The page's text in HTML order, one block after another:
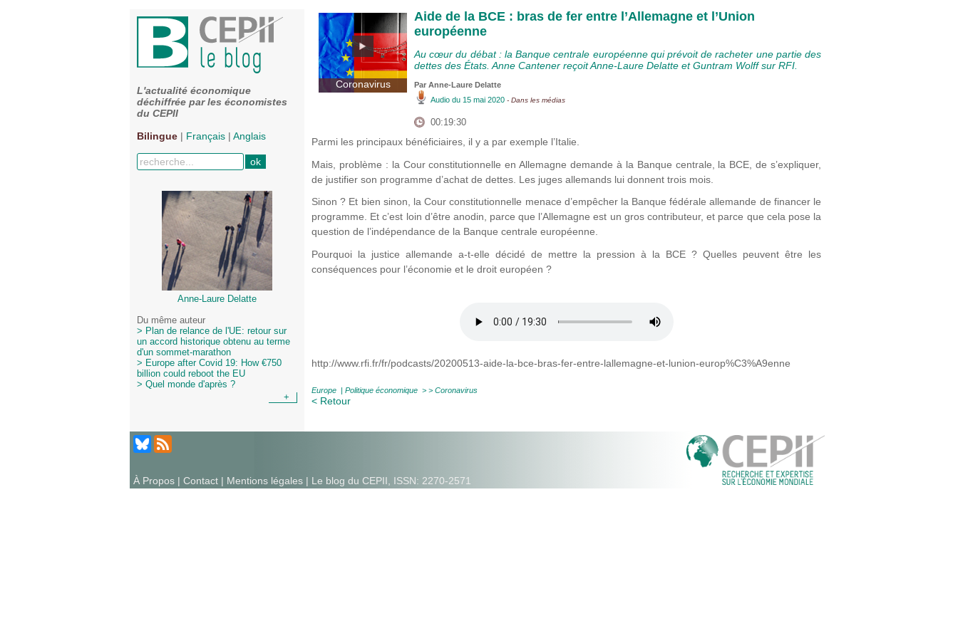
L'actualité économique
déchiffrée par les économistes
du CEPII
Bilingue | Français | Anglais
Anne-Laure Delatte
Du même auteur
> Plan de relance de l'UE: retour sur
un accord historique obtenu au terme
d'un sommet-marathon
> Europe after Covid 19: How €750
billion could reboot the EU
> Quel monde d'après ?
+
Coronavirus
Aide de la BCE : bras de fer entre l’Allemagne et l’Union
européenne
Au cœur du débat : la Banque centrale européenne qui prévoit de racheter une partie des
dettes des États. Anne Cantener reçoit Anne-Laure Delatte et Guntram Wolff sur RFI.
Par Anne-Laure Delatte
Audio du 15 mai 2020 - Dans les médias
00:19:30
Parmi les principaux bénéficiaires, il y a par exemple l’Italie.
Mais, problème : la Cour constitutionnelle en Allemagne demande à la Banque centrale, la BCE, de s’expliquer,
de justifier son programme d’achat de dettes. Les juges allemands lui donnent trois mois.
Sinon ? Et bien sinon, la Cour constitutionnelle menace d’empêcher la Banque fédérale allemande de financer le
programme. Et c’est loin d’être anodin, parce que l’Allemagne est un gros contributeur, et parce que cela pose la
question de l’indépendance de la Banque centrale européenne.
Pourquoi la justice allemande a-t-elle décidé de mettre la pression à la BCE ? Quelles peuvent être les
conséquences pour l’économie et le droit européen ?
http://www.rfi.fr/fr/podcasts/20200513-aide-la-bce-bras-fer-entre-lallemagne-et-lunion-europ%C3%A9enne
Europe | Politique économique > > Coronavirus
< Retour
À Propos | Contact | Mentions légales | Le blog du CEPII, ISSN: 2270-2571